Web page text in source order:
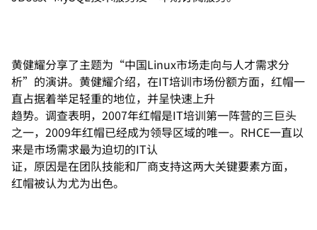
黄健耀分享了主题为“中国Linux市场走向与人才需求分
析”的演讲。黄健耀介绍，在IT培训市场份额方面，红帽一
直占据着举足轻重的地位，并呈快速上升
趋势。调查表明，2007年红帽是IT培训第一阵营的三巨头
之一，2009年红帽已经成为领导区域的唯一。RHCE一直以
来是市场需求最为迫切的IT认
证，原因是在团队技能和厂商支持这两大关键要素方面，
红帽被认为尤为出色。